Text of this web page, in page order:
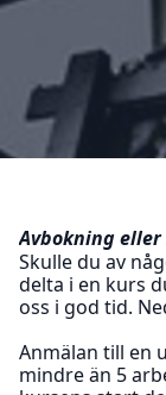
Avbokning
Skulle du av
delta i en kurs
oss i god tid.
Anmälan till en
mindre än 5